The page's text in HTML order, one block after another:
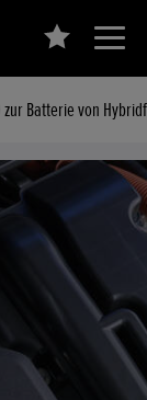
zur Batterie von